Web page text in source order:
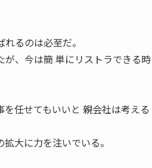
るのは必至だ。
、今は簡 単にリストラできる時
任せてもいいと 親会社は考える
大に力を注いでいる。